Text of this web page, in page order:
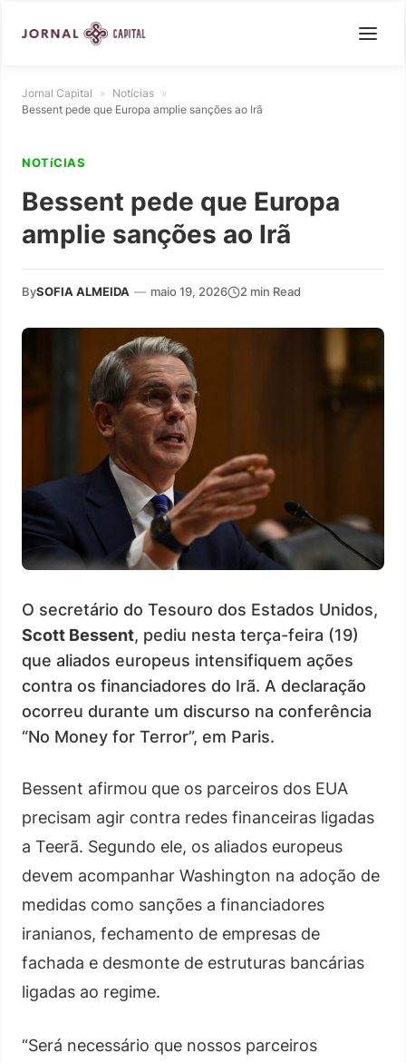
Jornal Capital » Notícias »
Bessent pede que Europa amplie sanções ao Irã
NOTíCIAS
Bessent pede que Europa
amplie sanções ao Irã
BySOFIA ALMEIDA — maio 19, 2026 2 min Read
O secretário do Tesouro dos Estados Unidos,
Scott Bessent, pediu nesta terça-feira (19)
que aliados europeus intensifiquem ações
contra os financiadores do Irã. A declaração
ocorreu durante um discurso na conferência
“No Money for Terror”, em Paris.
Bessent afirmou que os parceiros dos EUA
precisam agir contra redes financeiras ligadas
a Teerã. Segundo ele, os aliados europeus
devem acompanhar Washington na adoção de
medidas como sanções a financiadores
iranianos, fechamento de empresas de
fachada e desmonte de estruturas bancárias
ligadas ao regime.
“Será necessário que nossos parceiros